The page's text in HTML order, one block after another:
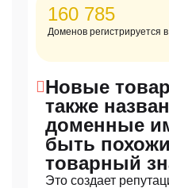
160 785
Доменов регистрируется
Новые
также
доменные
быть
товарный
Это создает